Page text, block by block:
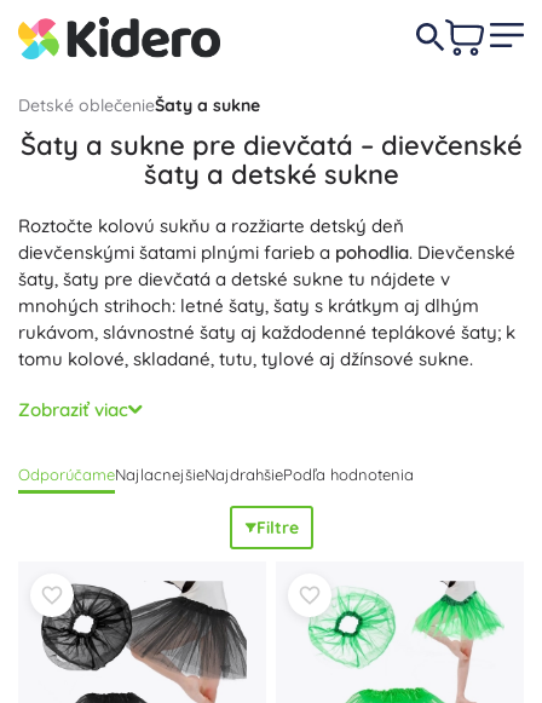
Detské oblečenieŠaty a sukne
Šaty a sukne pre dievčatá – dievčenské
šaty a detské sukne
Roztočte kolovú sukňu a rozžiarte detský deň
dievčenskými šatami plnými farieb a pohodlia. Dievčenské
šaty, šaty pre dievčatá a detské sukne tu nájdete v
mnohých strihoch: letné šaty, šaty s krátkym aj dlhým
rukávom, slávnostné šaty aj každodenné teplákové šaty; k
tomu kolové, skladané, tutu, tylové aj džínsové sukne.
Šaty a sukne sú ušité z
bavlna, biobavlna a viskóza s elastanom – sú
dodajú outfituštýl. Bavlnené šaty, džínsové šaty aj
princeznovské šaty majú praktické detaily: elastický či
nastaviteľný pás, podšívku, volány, vrecká a kvalitné
komfortné noseniepo celý deň. Vyberiete si
z mnohých farieb, vzorov a motívov – kvety, bodky, pruhy
aj jednofarebné kúsky s trblietavými akcentmi. Šaty a
sukne vo veľkostiach pre batoľatá, predškolákov aj
školákov padnú vďaka strihom A-line či empírovej línii
každej postave. Ľahko ich skombinujete s legínami a
Zobraziť viac
OdporúčameNajlacnejšieNajdrahšiePodľa hodnotenia
Filtre